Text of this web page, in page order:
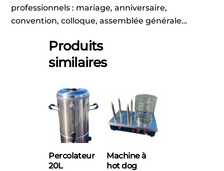
professionnels : mariage, anniversaire,
convention, colloque, assemblée générale…
Produits
similaires
Percolateur
20L
Machine à
hot dog